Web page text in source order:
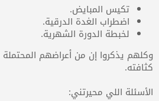
تكيس المبايض.
اضطراب الغدة الدرقية.
لخبطة الدورة الشهرية.
وكلهم يذكروا إن من أعراضهم
كثافته.
الأسئلة اللي محيرتني: